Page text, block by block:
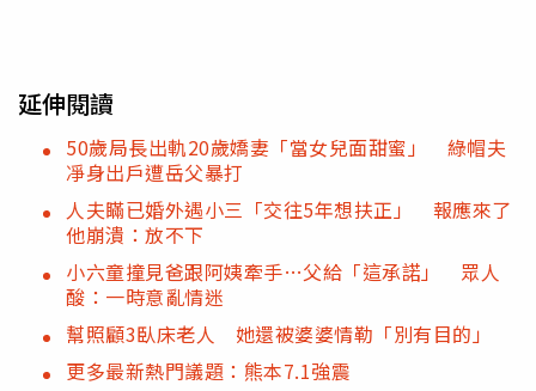
延伸閱讀
50歲局長出軌20歲嬌妻「當女兒面甜蜜」 綠帽夫
凈身出戶遭岳父暴打
人夫瞞已婚外遇小三「交往5年想扶正」 報應來了
他崩潰：放不下
小六童撞見爸跟阿姨牽手…父給「這承諾」 眾人
酸：一時意亂情迷
幫照顧3臥床老人 她還被婆婆情勒「別有目的」
更多最新熱門議題：熊本7.1強震